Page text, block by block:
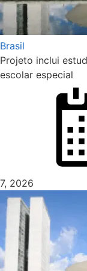
Brasil
Projeto inclui
escolar especial
7, 2026